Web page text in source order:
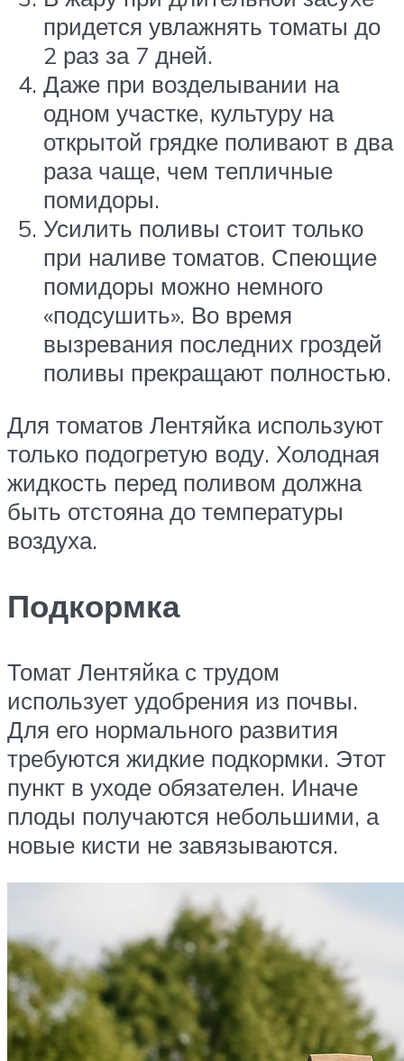
придется увлажнять томаты до
2 раз за 7 дней.
Даже при возделывании на
одном участке, культуру на
открытой грядке поливают в два
раза чаще, чем тепличные
помидоры.
Усилить поливы стоит только
при наливе томатов. Спеющие
помидоры можно немного
«подсушить». Во время
вызревания последних гроздей
поливы прекращают полностью.
Для томатов Лентяйка используют
только подогретую воду. Холодная
жидкость перед поливом должна
быть отстояна до температуры
воздуха.
Подкормка
Томат Лентяйка с трудом
использует удобрения из почвы.
Для его нормального развития
требуются жидкие подкормки. Этот
пункт в уходе обязателен. Иначе
плоды получаются небольшими, а
новые кисти не завязываются.